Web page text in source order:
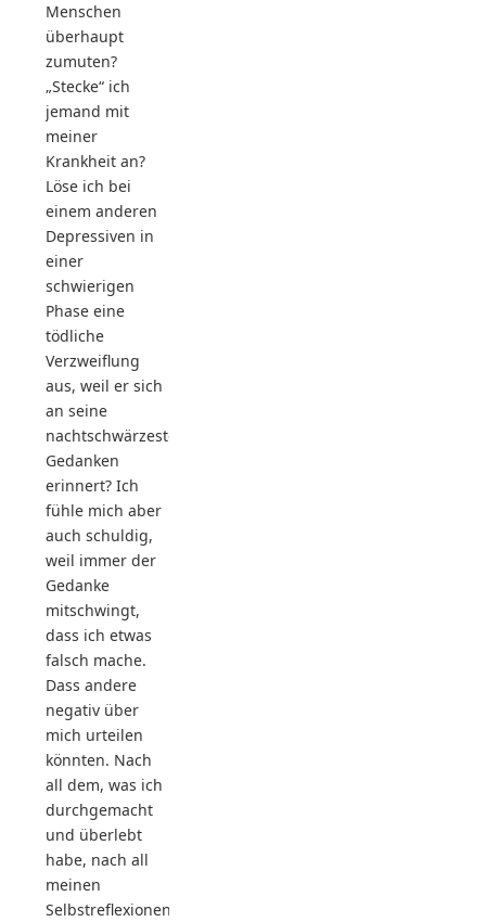
Menschen
überhaupt
zumuten?
„Stecke“ ich
jemand mit
meiner
Krankheit an?
Löse ich bei
einem anderen
Depressiven in
einer
schwierigen
Phase eine
tödliche
Verzweiflung
aus, weil er sich
an seine
nachtschwärzesten
Gedanken
erinnert? Ich
fühle mich aber
auch schuldig,
weil immer der
Gedanke
mitschwingt,
dass ich etwas
falsch mache.
Dass andere
negativ über
mich urteilen
könnten. Nach
all dem, was ich
durchgemacht
und überlebt
habe, nach all
meinen
Selbstreflexionen,